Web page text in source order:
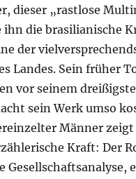
dieser „rastlose
ihn die brasilianische
der
Landes. Sein früher
vor seinem
sein Werk umso
Männer zeigt
Kraft: Der
Gesellschaftsanalyse,